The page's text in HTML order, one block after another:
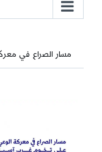
مسار الصراع في